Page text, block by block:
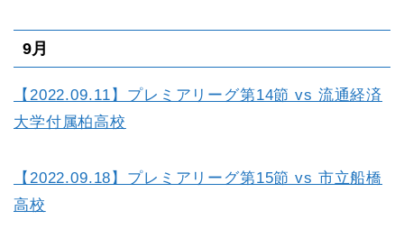
9月
【2022.09.11】プレミアリーグ第14節 vs 流通経済
大学付属柏高校
【2022.09.18】プレミアリーグ第15節 vs 市立船橋
高校